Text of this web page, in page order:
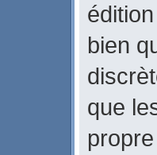
bien
que